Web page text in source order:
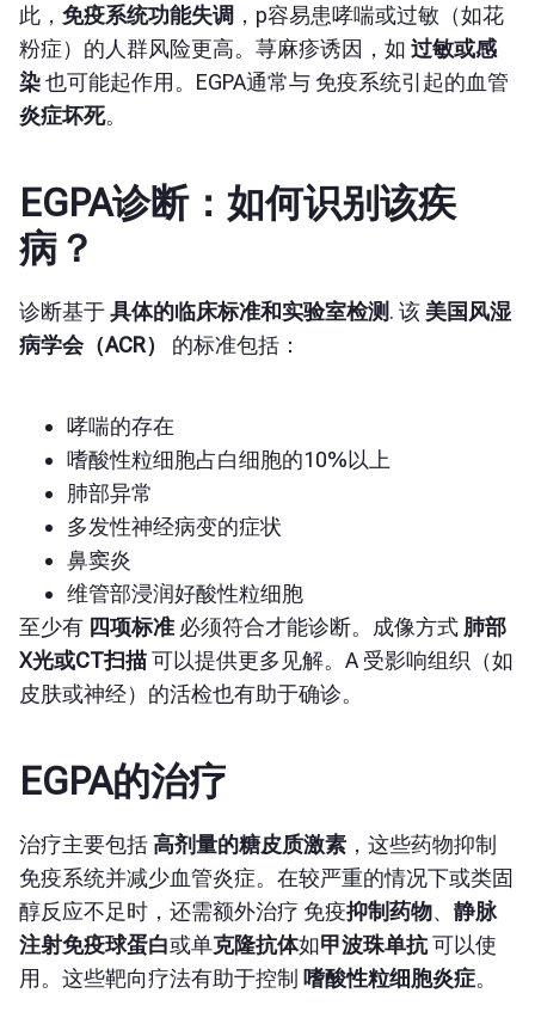
此， 免疫系统功能失调 ，p容易患哮喘或过敏（如花
粉症）的人群风险更高。荨麻疹诱因，如 过敏或感
染也可能起作用。EGPA通常与 免疫系统引起的血管
炎症坏死。
EGPA诊断：如何识别该疾
病？
诊断基于具体的临床标准和实验室检测. 该 美国风湿
病学会（ACR）
的标准包括：
哮喘的存在
嗜酸性粒细胞占白细胞的10%以上
肺部异常
多发性神经病变的症状
鼻窦炎
维管部浸润好酸性粒细胞
至少有 四项标准 必须符合才能诊断。成像方式 肺部
X光或CT扫描可以提供更多见解。A 受影响组织（如
皮肤或神经）的活检也有助于确诊。
EGPA的治疗
治疗主要包括高剂量的糖皮质激素 ，这些药物抑制
免疫系统并减少血管炎症。在较严重的情况下或类固
醇反应不足时，还需额外治疗 免疫抑制药物、 静脉
注射免疫球蛋白或单克隆抗体如甲波珠单抗可以使
用。这些靶向疗法有助于控制 嗜酸性粒细胞炎症。